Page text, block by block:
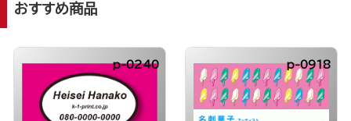
おすすめ商品
p-0240 p-0918